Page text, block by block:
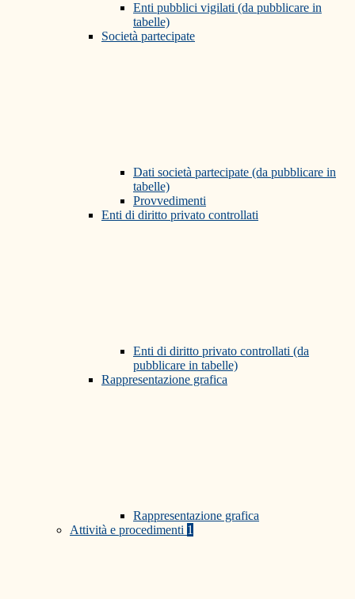
Enti pubblici vigilati (da pubblicare in
tabelle)
Società partecipate
Dati società partecipate (da pubblicare in
tabelle)
Provvedimenti
Enti di diritto privato controllati
Enti di diritto privato controllati (da
pubblicare in tabelle)
Rappresentazione grafica
Rappresentazione grafica
Attività e procedimenti 1